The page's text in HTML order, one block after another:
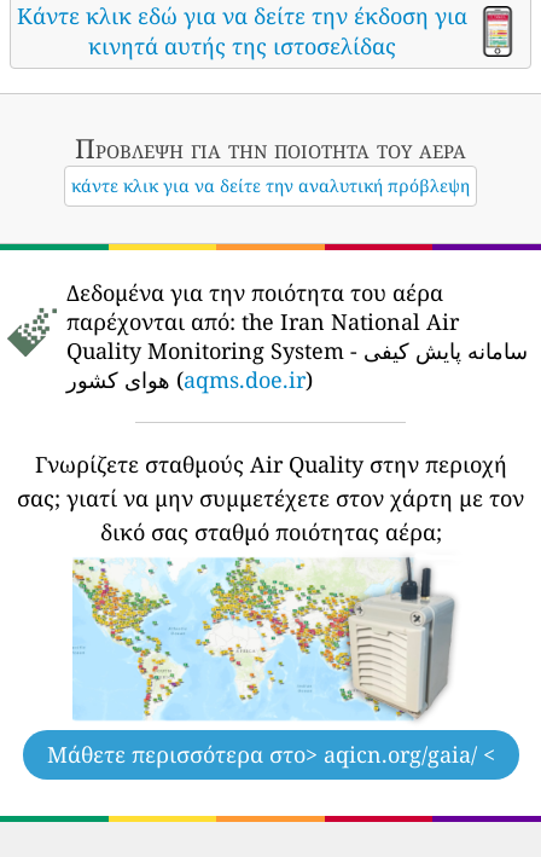
Κάντε κλικ εδώ για να δείτε την έκδοση για
κινητά αυτής της ιστοσελίδας
Πρόβλεψη για την ποιότητα του αέρα
κάντε κλικ για να δείτε την αναλυτική πρόβλεψη
Δεδομένα για την ποιότητα του αέρα
παρέχονται από: the Iran National Air
Quality Monitoring System - سامانه پایش کیفی
هوای کشور (aqms.doe.ir)
Γνωρίζετε σταθμούς Air Quality στην περιοχή
σας; γιατί να μην συμμετέχετε στον χάρτη με τον
δικό σας σταθμό ποιότητας αέρα;
Μάθετε περισσότερα στο> aqicn.org/gaia/ <